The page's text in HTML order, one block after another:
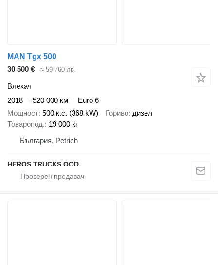
MAN Tgx 500
30 500 €
≈ 59 760 лв.
Влекач
2018
520 000 км
Euro 6
Мощност 500 к.с. (368 kW) Гориво дизел
Товаропод. 19 000 кг
България, Petrich
HEROS TRUCKS OOD